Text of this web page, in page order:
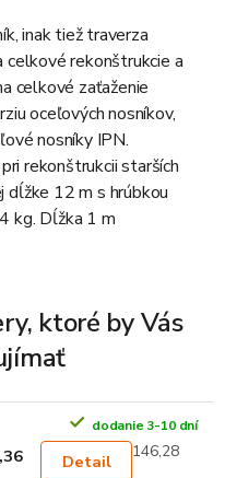
inak tiež traverza
rekonštrukcie a
celkové zaťaženie
oceľových nosníkov,
nosníky IPN.
rekonštrukcii starších
dĺžke 12 m s hrúbkou
kg. Dĺžka 1 m
ktoré by Vás
dodanie 3-10 dní
Detail 146,28